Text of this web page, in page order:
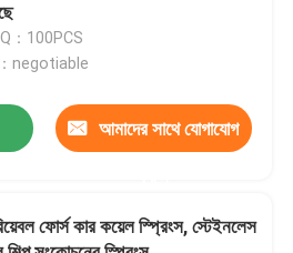
：100PCS
negotiable
আমাদের সাথে যোগাযোগ
ফোর্স কার কয়েল স্প্রিংস, স্টেইনলেস